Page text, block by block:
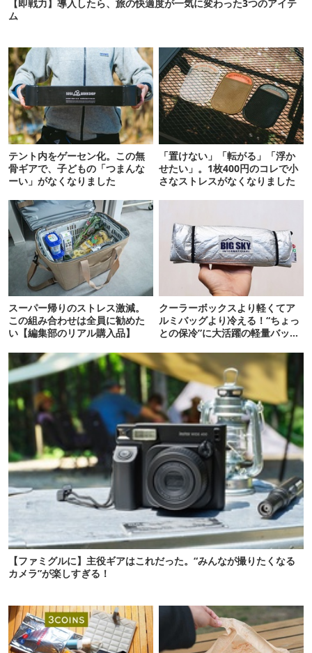
【即戦力】導入したら、旅の快適度が一気に変わった3つのアイテ
ム
テント内をゲーセン化。この無
骨ギアで、子どもの「つまんな
ーい」がなくなりました
「置けない」「転がる」「浮か
せたい」。1枚400円のコレで小
さなストレスがなくなりました
スーパー帰りのストレス激減。
この組み合わせは全員に勧めた
い【編集部のリアル購入品】
クーラーボックスより軽くてア
ルミバッグより冷える！“ちょっ
との保冷”に大活躍の軽量バッグ
【ファミグルに】主役ギアはこれだった。“みんなが撮りたくなる
カメラ”が楽しすぎる！